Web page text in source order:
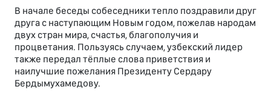
В начале беседы собеседники тепло поздравили друг
друга с наступающим Новым годом, пожелав народам
двух стран мира, счастья, благополучия и
процветания. Пользуясь случаем, узбекский лидер
также передал тёплые слова приветствия и
наилучшие пожелания Президенту Сердару
Бердымухамедову.